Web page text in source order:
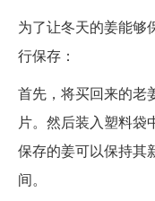
为了让冬天的姜能够
行保存：
首先，将买回来的老
片。然后装入塑料袋
保存的姜可以保持其
间。